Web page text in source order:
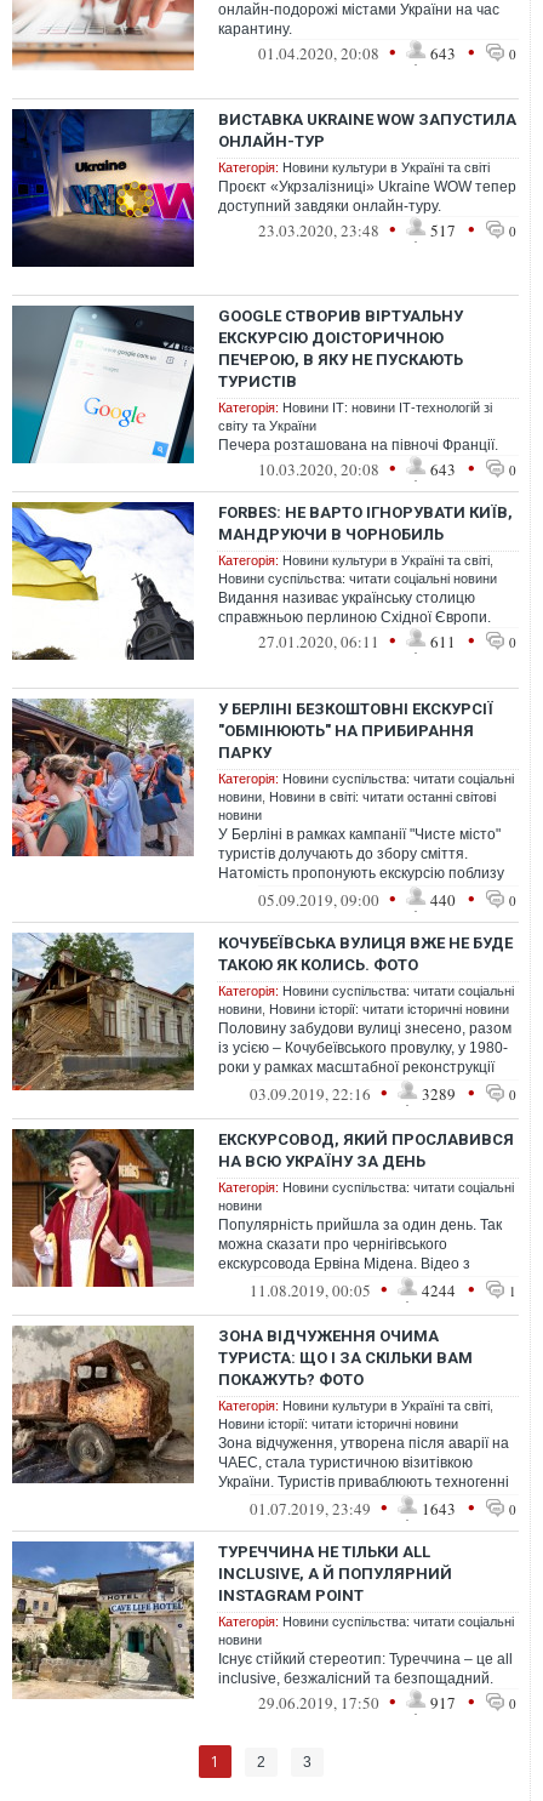
онлайн-подорожі містами України на час
карантину.
01.04.2020, 20:08 • 643 • 0
ВИСТАВКА UKRAINE WOW ЗАПУСТИЛА
ОНЛАЙН-ТУР
Категорія: Новини культури в Україні та світі
Проєкт «Укрзалізниці» Ukraine WOW тепер
доступний завдяки онлайн-туру.
23.03.2020, 23:48 • 517 • 0
GOOGLE СТВОРИВ ВІРТУАЛЬНУ
ЕКСКУРСІЮ ДОІСТОРИЧНОЮ
ПЕЧЕРОЮ, В ЯКУ НЕ ПУСКАЮТЬ
ТУРИСТІВ
Категорія: Новини ІТ: новини ІТ-технологій зі
світу та України
Печера розташована на півночі Франції.
10.03.2020, 20:08 • 643 • 0
FORBES: НЕ ВАРТО ІГНОРУВАТИ КИЇВ,
МАНДРУЮЧИ В ЧОРНОБИЛЬ
Категорія: Новини культури в Україні та світі
Новини суспільства: читати соціальні новини
Видання називає українську столицю
справжньою перлиною Східної Європи.
27.01.2020, 06:11 • 611 • 0
У БЕРЛІНІ БЕЗКОШТОВНІ ЕКСКУРСІЇ
"ОБМІНЮЮТЬ" НА ПРИБИРАННЯ
ПАРКУ
Категорія: Новини суспільства: читати соціальні
новини Новини в світі: читати останні світові
новини
У Берліні в рамках кампанії "Чисте місто"
туристів долучають до збору сміття.
Натомість пропонують екскурсію поблизу
Мауерпарку.
05.09.2019, 09:00 • 440 • 0
КОЧУБЕЇВСЬКА ВУЛИЦЯ ВЖЕ НЕ БУДЕ
ТАКОЮ ЯК КОЛИСЬ. ФОТО
Категорія: Новини суспільства: читати соціальні
новини Новини історії: читати історичні новини
Половину забудови вулиці знесено, разом
із усією – Кочубеївського провулку, у 1980-
роки у рамках масштабної реконструкції
Кіровоградської вулиці (нині...
03.09.2019, 22:16 • 3289 • 0
ЕКСКУРСОВОД, ЯКИЙ ПРОСЛАВИВСЯ
НА ВСЮ УКРАЇНУ ЗА ДЕНЬ
Категорія: Новини суспільства: читати соціальні
новини
Популярність прийшла за один день. Так
можна сказати про чернігівського
екскурсовода Ервіна Мідена. Відео з
фрагментами його екскурсії облетіло
11.08.2019, 00:05 • 4244 • 1
ЗОНА ВІДЧУЖЕННЯ ОЧИМА
ТУРИСТА: ЩО І ЗА СКІЛЬКИ ВАМ
ПОКАЖУТЬ? ФОТО
Категорія: Новини культури в Україні та світі
Новини історії: читати історичні новини
Зона відчуження, утворена після аварії на
ЧАЕС, стала туристичною візитівкою
України. Туристів приваблюють техногенні
об’єкти, дика природа, покинуті ...
01.07.2019, 23:49 • 1643 • 0
ТУРЕЧЧИНА НЕ ТІЛЬКИ ALL
INCLUSIVE, А Й ПОПУЛЯРНИЙ
INSTAGRAM POINT
Категорія: Новини суспільства: читати соціальні
новини
Існує стійкий стереотип: Туреччина – це all
inclusive, безжалісний та безпощадний.
29.06.2019, 17:50 • 917 • 0
1 2 3